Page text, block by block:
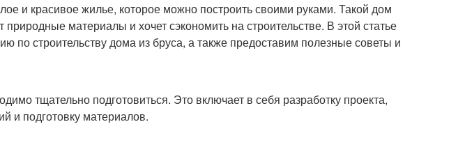
и красивое жилье, которое можно построить своими руками. Такой дом
природные материалы и хочет сэкономить на строительстве. В этой статье
по строительству дома из бруса, а также предоставим полезные советы и
тщательно подготовиться. Это включает в себя разработку проекта,
и подготовку материалов.